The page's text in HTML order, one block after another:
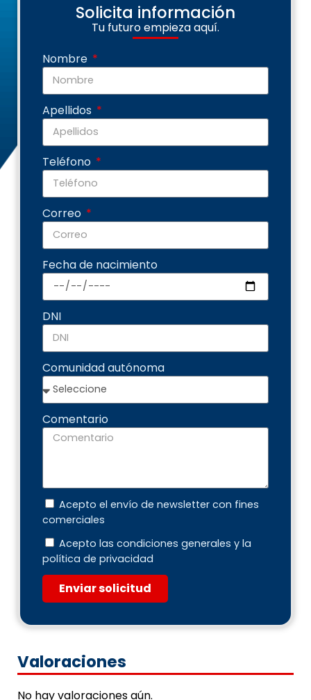
Solicita información
Tu futuro empieza aquí.
Nombre
Apellidos
Teléfono
Correo
Fecha de nacimiento
DNI
Comunidad autónoma
Comentario
Acepto el envío de newsletter con fines
comerciales
Acepto las condiciones generales y la
política de privacidad
Enviar solicitud
Valoraciones
No hay valoraciones aún.